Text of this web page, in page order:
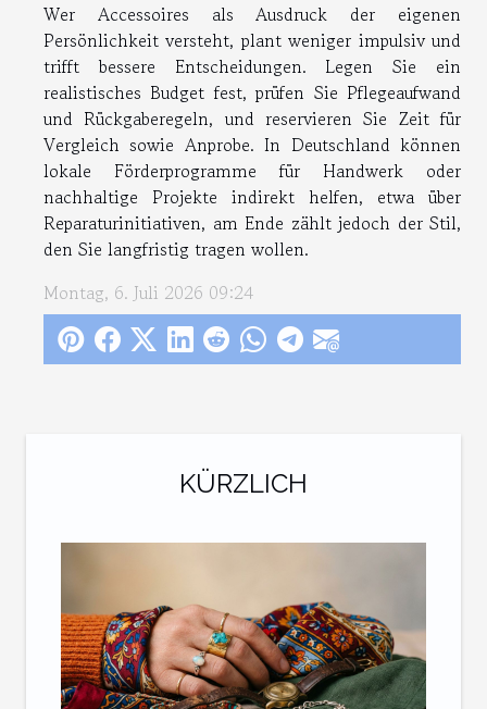
KÜRZLICH
Wer Accessoires als Ausdruck der eigenen
Persönlichkeit versteht, plant weniger impulsiv und
trifft bessere Entscheidungen. Legen Sie ein
realistisches Budget fest, prüfen Sie Pflegeaufwand
und Rückgaberegeln, und reservieren Sie Zeit für
Vergleich sowie Anprobe. In Deutschland können
lokale Förderprogramme für Handwerk oder
nachhaltige Projekte indirekt helfen, etwa über
Reparaturinitiativen, am Ende zählt jedoch der Stil,
den Sie langfristig tragen wollen.
Montag, 6. Juli 2026 09:24